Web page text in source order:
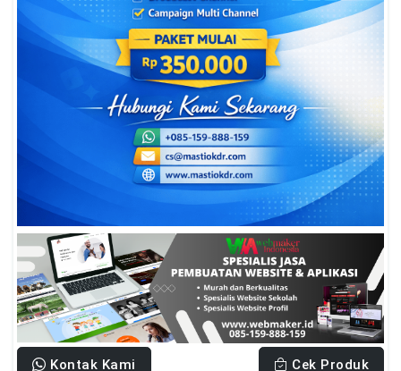
Kontak Kami Cek Produk